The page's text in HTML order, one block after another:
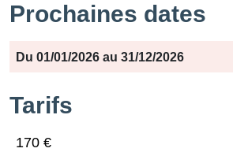
Prochaines dates
Période Jours Horaires
Du 01/01/2026 au 31/12/2026
Tarifs
170 €